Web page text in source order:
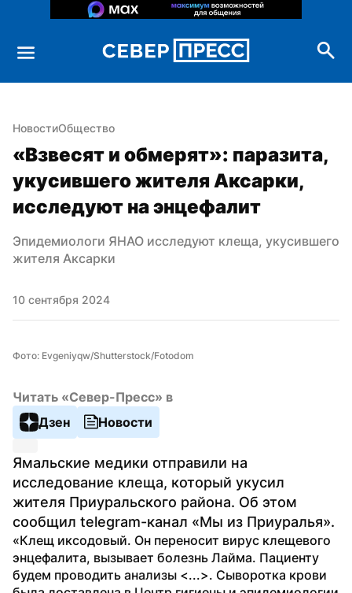
НовостиОбщество
«Взвесят и обмерят»: паразита,
укусившего жителя Аксарки,
исследуют на энцефалит
Эпидемиологи ЯНАО исследуют клеща, укусившего
жителя Аксарки
10 сентября 2024
Фото: Evgeniyqw/Shutterstock/Fotodom
Читать «Север-Пресс» в
Дзен
Новости
Ямальские медики отправили на
исследование клеща, который укусил
жителя Приуральского района. Об этом
сообщил telegram-канал «Мы из Приуралья».
«Клещ иксодовый. Он переносит вирус клещевого
энцефалита, вызывает болезнь Лайма. Пациенту
будем проводить анализы <...>. Сыворотка крови